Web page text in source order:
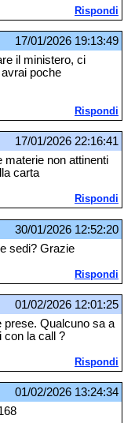
Rispondi
17/01/2026 19:13:49
il ministero, ci
poche
Rispondi
17/01/2026 22:16:41
materie non attinenti
carta
Rispondi
30/01/2026 12:52:20
sedi? Grazie
Rispondi
01/02/2026 12:01:25
prese. Qualcuno sa a
con la call ?
Rispondi
01/02/2026 13:24:34